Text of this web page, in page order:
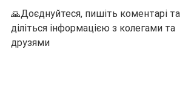
🙏Доєднуйтеся, пишіть коментарі та
діліться інформацією з колегами та
друзями